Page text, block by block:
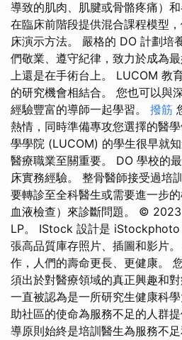
導致的肌肉、肌腱或骨骼疼痛）
在臨床前階段提供混合課程模型
床演示方法。 嚴格的 DO 計劃培
們敬業、遵守紀律，致力於成為
上還是在手術台上。 LUCOM 教
的研究機會相結合。 您也可以與
經驗豐富的導師一起學習。 撥筋
熱情，同時準備專攻您選擇的醫
學學院 (LUCOM) 的學生很早就
醫療職業至關重要。 DO 學校的
床實務經驗。 整骨醫師接受過培
要轉診至全科醫生或需要進一步
血液檢查）來診斷問題。 ©
LP。 IStock 設計是 iStockphoto
張高品質庫存照片、插圖和影片
作，人們的壽命更長、更健康。
須出於對醫療領域的真正興趣和
一直被認為是一所研究生健康科
助社區的使命為服務不足的人群
導原則始終是培訓醫生為服務不